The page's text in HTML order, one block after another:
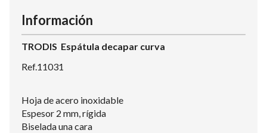
Información
TRODIS Espátula decapar curva
Ref.11031
Hoja de acero inoxidable
Espesor 2 mm, rígida
Biselada una cara